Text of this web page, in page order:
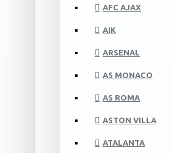
AFC AJAX
AIK
ARSENAL
AS MONACO
AS ROMA
ASTON VILLA
ATALANTA